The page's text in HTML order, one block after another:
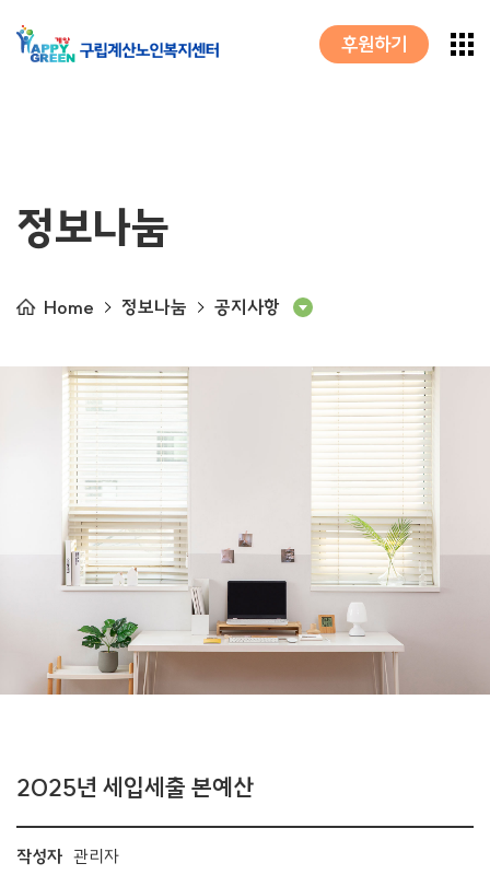
후원하기
정보나눔
Home 정보나눔 공지사항
2025년 세입세출 본예산
작성자 관리자